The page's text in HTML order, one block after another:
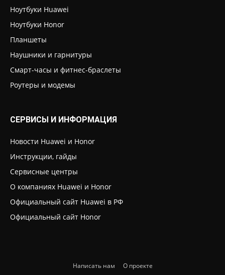
Ноутбуки Huawei
Ноутбуки Honor
Планшеты
Наушники и гарнитуры
Смарт-часы и фитнес-браслеты
Роутеры и модемы
СЕРВИСЫ И ИНФОРМАЦИЯ
Новости Huawei и Honor
Инструкции, гайды
Сервисные центры
О компаниях Huawei и Honor
Официальный сайт Huawei в РФ
Официальный сайт Honor
Написать нам О проекте